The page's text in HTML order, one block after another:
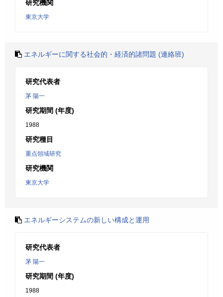
研究機関
東京大学
エネルギーに関する社会的・経済的諸問題 (連絡班)
研究代表者
茅 陽一
研究期間 (年度)
1988
研究種目
重点領域研究
研究機関
東京大学
エネルギーシステムの新しい構成と運用
研究代表者
茅 陽一
研究期間 (年度)
1988